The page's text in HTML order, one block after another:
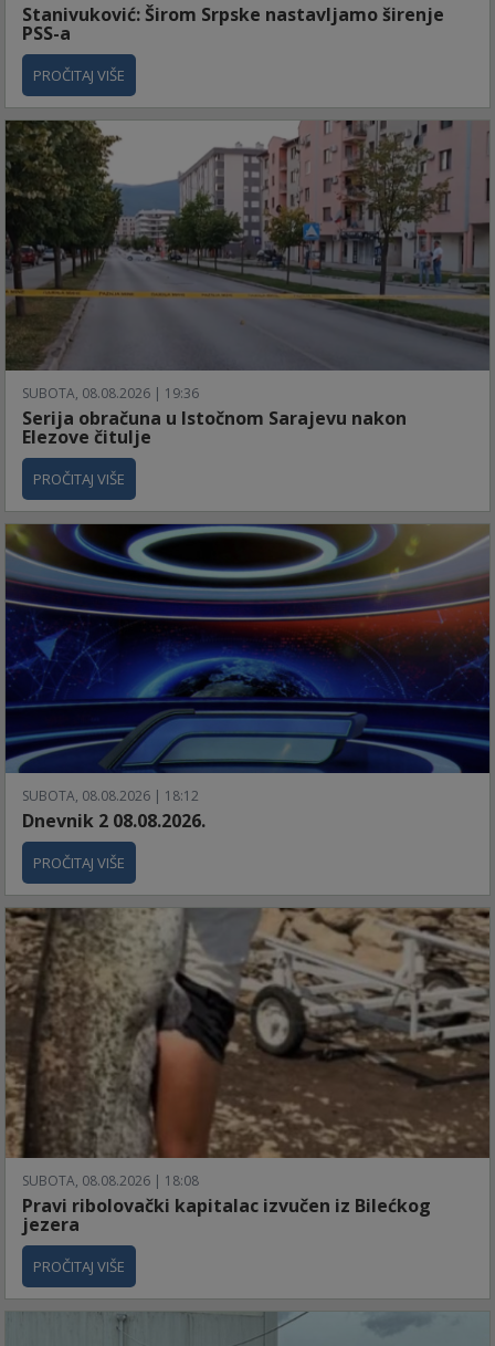
Stanivuković: Širom Srpske nastavljamo širenje
PSS-a
PROČITAJ VIŠE
SUBOTA, 08.08.2026 | 19:36
Serija obračuna u Istočnom Sarajevu nakon
Elezove čitulje
PROČITAJ VIŠE
SUBOTA, 08.08.2026 | 18:12
Dnevnik 2 08.08.2026.
PROČITAJ VIŠE
SUBOTA, 08.08.2026 | 18:08
Pravi ribolovački kapitalac izvučen iz Bilećkog
jezera
PROČITAJ VIŠE